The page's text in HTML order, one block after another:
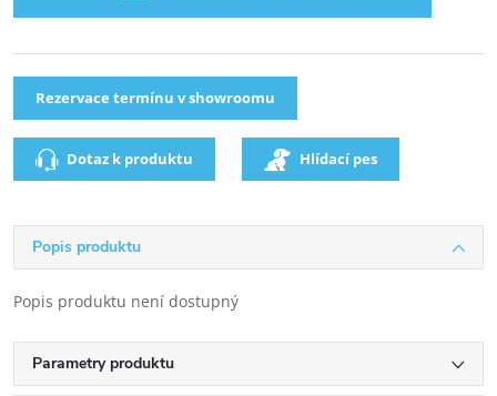
Rezervace termínu v showroomu
Dotaz k produktu Hlídací pes
Popis produktu
Popis produktu není dostupný
Parametry produktu